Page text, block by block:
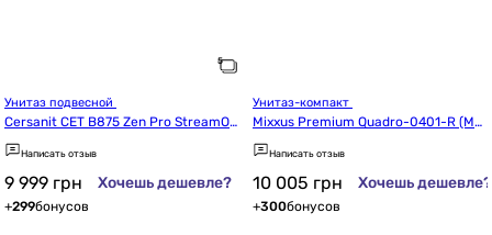
Cersanit СЕТ B875 Zen Pro StreamOn
(S701-719)
Написать отзыв
9 999 грн Хочешь дешевле?
+299бонусов
Mixxus Premium Quadro-0401-R (MP
6457)
Написать отзыв
10 005 грн Хочешь дешевле?
+300бонусов